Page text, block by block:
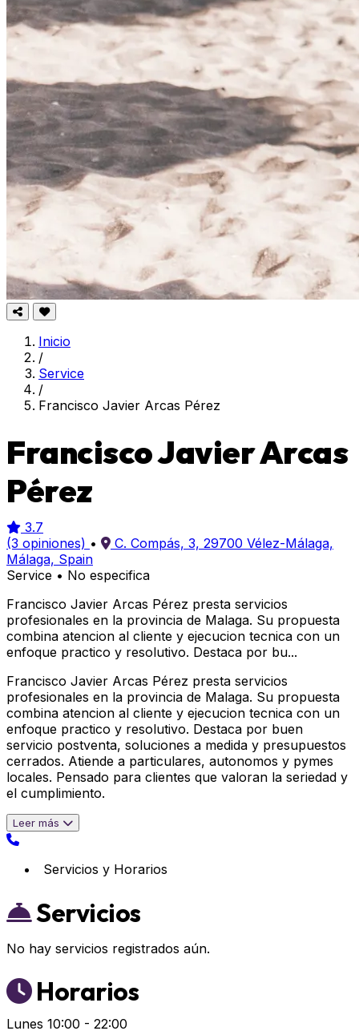
Inicio
/
Service
/
Francisco Javier Arcas Pérez
Francisco Javier Arcas
Pérez
3.7
(3 opiniones) •
C. Compás, 3, 29700 Vélez-Málaga,
Málaga, Spain
Service • No especifica
Francisco Javier Arcas Pérez presta servicios
profesionales en la provincia de Malaga. Su propuesta
combina atencion al cliente y ejecucion tecnica con un
enfoque practico y resolutivo. Destaca por bu...
Francisco Javier Arcas Pérez presta servicios
profesionales en la provincia de Malaga. Su propuesta
combina atencion al cliente y ejecucion tecnica con un
enfoque practico y resolutivo. Destaca por buen
servicio postventa, soluciones a medida y presupuestos
cerrados. Atiende a particulares, autonomos y pymes
locales. Pensado para clientes que valoran la seriedad y
el cumplimiento.
Leer más
Servicios y Horarios
Servicios
No hay servicios registrados aún.
Horarios
Lunes 10:00 - 22:00